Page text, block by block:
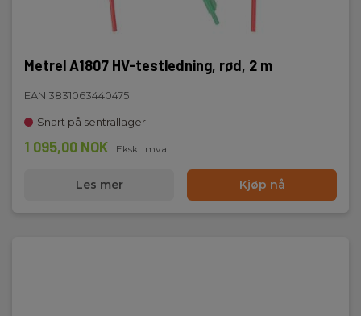
Metrel A1807 HV-testledning, rød, 2 m
EAN 3831063440475
Snart på sentrallager
1 095,00 NOK Ekskl. mva
Les mer Kjøp nå